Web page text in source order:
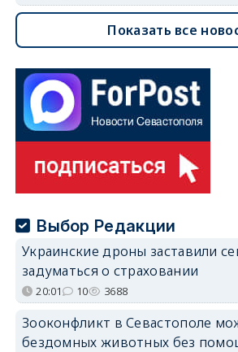
Показать все
Выбор Редакции
Украинские дроны заставили
задуматься о страховании
20:01 10 3688
Зооконфликт в Севастополе
бездомных животных без